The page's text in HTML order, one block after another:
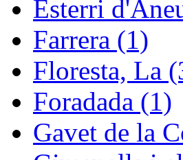
Esterri
Farrera (1)
Floresta, La
Foradada (1)
Gavet de la